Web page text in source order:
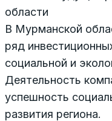
области
В Мурманской
ряд
социальной и
Деятельность
успешность
развития региона.